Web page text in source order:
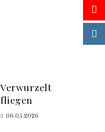
Verwurzelt
fliegen
06.05.2026